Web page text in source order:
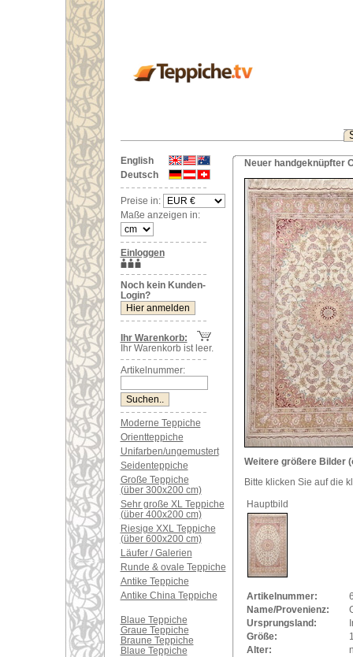
English
Deutsch
Preise in:
Maße anzeigen in:
Einloggen
Noch kein Kunden-
Login?
Ihr Warenkorb:
Ihr Warenkorb ist leer.
Artikelnummer:
Moderne Teppiche
Orientteppiche
Unifarben/ungemustert
Seidenteppiche
Große Teppiche
(über 300x200 cm)
Sehr große XL Teppiche
(über 400x200 cm)
Riesige XXL Teppiche
(über 600x200 cm)
Läufer / Galerien
Runde & ovale Teppiche
Antike Teppiche
Antike China Teppiche
Blaue Teppiche
Graue Teppiche
Braune Teppiche
Blaue Teppiche
Neuer handgeknüpfter
Weitere größere Bilder
Bitte klicken Sie auf die
Hauptbild
Artikelnummer:
Name/Provenienz:
Ursprungsland:
Größe:
Alter: